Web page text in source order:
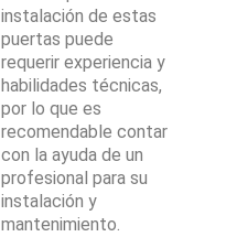
instalación de estas
puertas puede
requerir experiencia y
habilidades técnicas,
por lo que es
recomendable contar
con la ayuda de un
profesional para su
instalación y
mantenimiento.